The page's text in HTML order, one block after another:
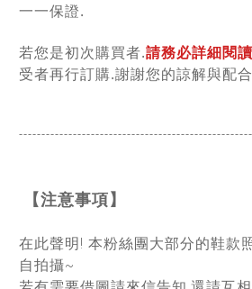
一一保證.
若您是初次購買者.請務必詳細閱
受者再行訂購.謝謝您的諒解與配合
----------------------------------------------------
【注意事項】
在此聲明! 本粉絲團大部分的鞋款
自拍攝~